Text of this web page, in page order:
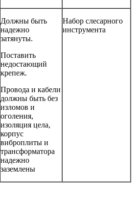
Должны быть
надежно
затянуты.
Поставить
недостающий
крепеж.
Провода и кабели
долж­ны быть без
изломов и
оголения,
изоляция це­ла,
корпус
виброплиты и
трансформато­ра
надежно
заземлены
Набор слесарного
ин­струмента